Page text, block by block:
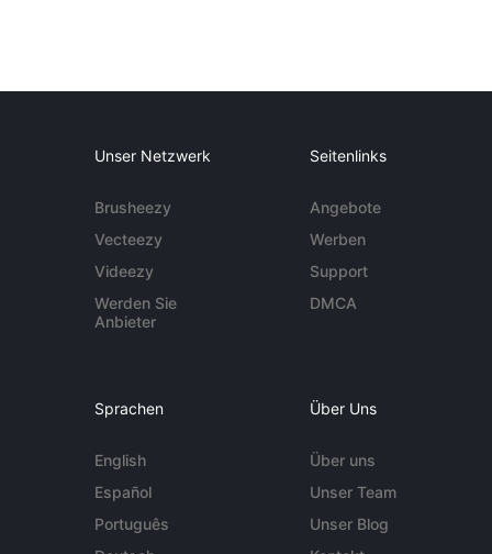
Unser Netzwerk
Brusheezy
Vecteezy
Videezy
Werden Sie
Anbieter
Seitenlinks
Angebote
Werben
Support
DMCA
Sprachen
English
Español
Português
Über Uns
Über uns
Unser Team
Unser Blog